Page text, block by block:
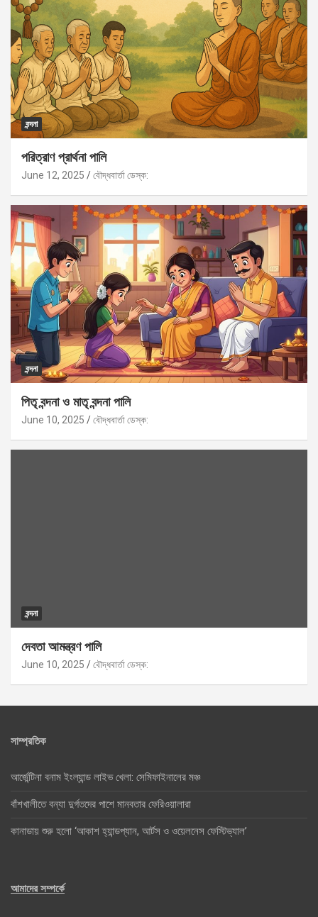
বন্দনা
পরিত্রাণ প্রার্থনা পালি
June 12, 2025 বৌদ্ধবার্তা ডেস্ক:
বন্দনা
পিতৃ বন্দনা ও মাতৃ বন্দনা পালি
June 10, 2025 বৌদ্ধবার্তা ডেস্ক:
বন্দনা
দেবতা আমন্ত্রণ পালি
June 10, 2025 বৌদ্ধবার্তা ডেস্ক:
সাম্প্রতিক
আর্জেন্টিনা বনাম ইংল্যান্ড লাইভ খেলা: সেমিফাইনালের মঞ্চ
বাঁশখালীতে বন্যা দুর্গতদের পাশে মানবতার ফেরিওয়ালারা
কানাডায় শুরু হলো ‘আকাশ হ্যান্ডপ্যান, আর্টস ও ওয়েলনেস ফেস্টিভ্যাল’
আমাদের সম্পর্কে